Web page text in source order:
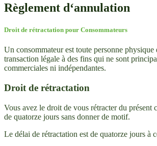
Règlement d‘annulation
Droit de rétractation pour Consommateurs
Un consommateur est toute personne
transaction légale à des fins qui ne sont
commerciales ni indépendantes.
Droit de rétractation
Vous avez le droit de vous rétracter du présent
de quatorze jours sans donner de motif.
Le délai de rétractation est de quatorze jours à